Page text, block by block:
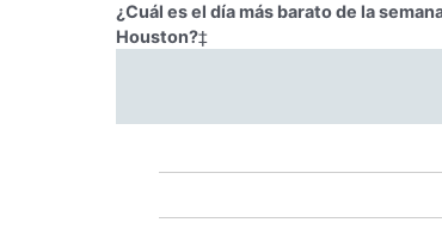
¿Cuál es el día más barato de la
Houston?‡